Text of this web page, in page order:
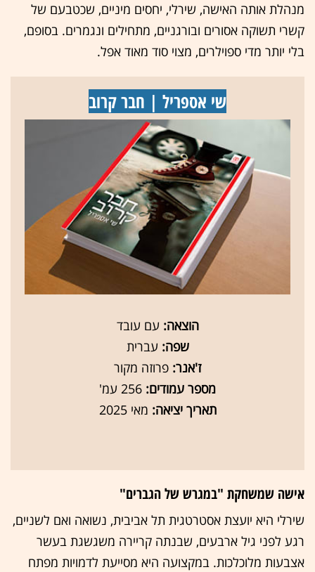
מנהלת אותה האישה, שירלי, יחסים מיניים, שכטבעם של
קשרי תשוקה אסורים ובורגניים, מתחילים ונגמרים. בסופם,
בלי יותר מדי ספוילרים, מצוי סוד מאוד אפל.
שי אספריל | חבר קרוב
הוצאה: עם עובד
שפה: עברית
ז'אנר: פרוזה מקור
מספר עמודים:
תאריך יציאה: מאי 2025
אישה שמשחקת "במגרש של הגברים"
שירלי היא יועצת אסטרטגית תל אביבית, נשואה ואם לשניים,
רגע לפני גיל ארבעים, שבנתה קריירה משגשגת בעשר
אצבעות מלוכלכות. במקצועה היא מסייעת לדמויות מפתח